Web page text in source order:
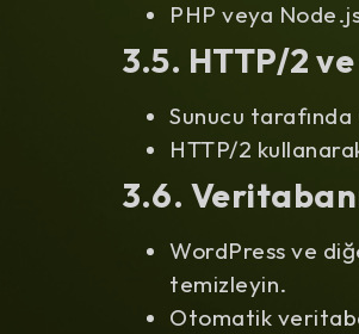
PHP veya
3.5. HTTP/2 ve
Sunucu tarafında
HTTP/2
3.6.
WordPress ve
temizleyin.
Otomatik